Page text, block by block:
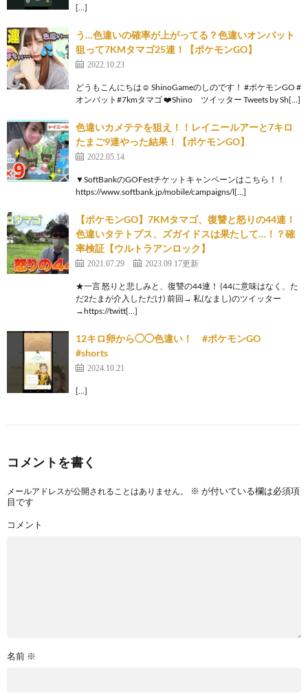
[…]
う…色違いの確率が上がってる？色違いオンバット
狙って7KMタマゴ25連！【ポケモンGO】
2022.10.23
どうもこんにちは☺ ShinoGameのしのです！ #ポケモンGO #
オンバット#7kmタマゴ ❤️Shino ツイッター Tweets by Sh[…]
色違いカメテテを狙え！！レイニールアーと7キロ
たまご9連やった結果！【ポケモンGO】
2022.05.14
▼SoftBankのGOFestチケットキャンペーンはこちら！！
https://www.softbank.jp/mobile/campaigns/l[…]
【ポケモンGO】7KMタマゴ、復讐と怒りの44連！
色違いタテトプス、ズガイドスは果たして…！？確
率検証【ウルトラアンロック】
2021.07.29 2023.09.17更新
★一言 怒りと悲しみと、復讐の44連！ (44に意味はなく、た
だ2たまが介入しただけ) 前回→ 私(なまし)のツイッター
→https://twitt[…]
12キロ卵から◯◯色違い！ #ポケモンGO
#shorts
2024.10.21
[…]
コメントを書く
メールアドレスが公開されることはありません。 ※ が付いている欄は必須項
目です
コメント
名前 ※